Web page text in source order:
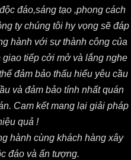
đáo,sáng tạo ,phong cách
ty chúng tôi hy vọng sẽ đáp
hành với sự thành công của
tiếp cởi mở và lắng nghe
đảm bảo thấu hiểu yêu cầu
và đảm bảo tính nhất quán
Cam kết mang lại giải pháp
quả !
hành cùng khách hàng xây
đáo và ấn tượng.